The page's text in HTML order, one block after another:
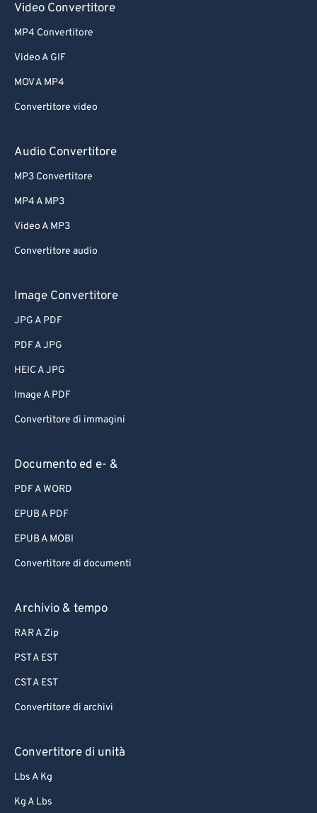
Video Convertitore
MP4 Convertitore
Video A GIF
MOV A MP4
Convertitore video
Audio Convertitore
MP3 Convertitore
MP4 A MP3
Video A MP3
Convertitore audio
Image Convertitore
JPG A PDF
PDF A JPG
HEIC A JPG
Image A PDF
Convertitore di immagini
Documento ed e- &
PDF A WORD
EPUB A PDF
EPUB A MOBI
Convertitore di documenti
Archivio & tempo
RAR A Zip
PST A EST
CST A EST
Convertitore di archivi
Convertitore di unità
Lbs A Kg
Kg A Lbs